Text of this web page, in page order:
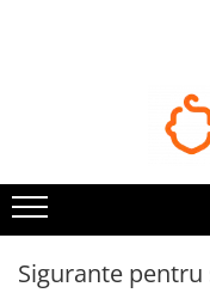
Bariere protectie pentru
Protectii mobilier
Sigurante